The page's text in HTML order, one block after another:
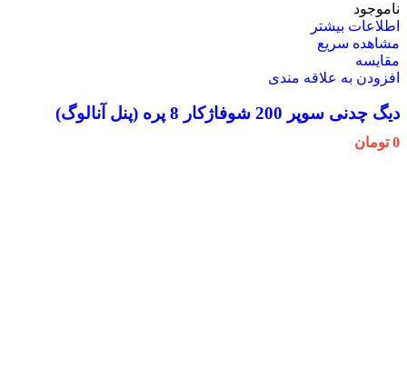
ناموجود
اطلاعات بیشتر
مشاهده سریع
مقایسه
افزودن به علاقه مندی
دیگ چدنی سوپر 200 شوفاژکار 8 پره (پنل آنالوگ)
0 تومان